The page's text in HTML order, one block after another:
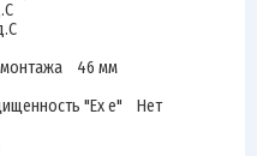
монтажа 46 мм
"Ex е" Нет